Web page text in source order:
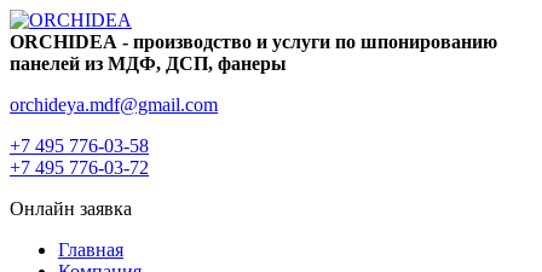
ORCHIDEА - производство и услуги по шпонированию
панелей из МДФ, ДСП, фанеры
orchideya.mdf@gmail.com
+7 495 776-03-58
+7 495 776-03-72
Онлайн заявка
Главная